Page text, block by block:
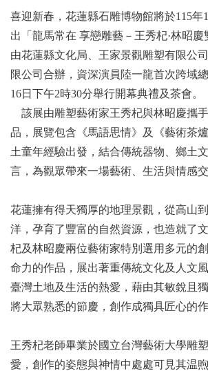
喜迎新春，花蓮縣石雕博物館將於115年
出「龍馬常在 享戀雕藝－王秀杞·林昭
由花蓮縣文化局、王家景觀雕塑有限公
限公司合辦，資深演員陸一龍首次跨域
16日下午2時30分舉行開幕典禮及茶會。
該展由雕塑藝術家王秀杞與林昭慶攜
品，展覽包含《馬語思情》及《藝術茶
土童年經驗出發，結合傳統器物、鄉土
言，為觀眾帶來一場藝術、生活與情感
花蓮擁有得天獨厚的地理景觀，從高山
洋，孕育了豐富的自然資源，也造就了
杞及林昭慶兩位藝術家特別選用多元的
命力的作品，展出著重傳統文化及人文
臺灣土地及生活的熱愛，藉由其敏銳且
將大眾熟悉的節慶，創作成獨具匠心的作
王秀杞老師畢業於國立台灣藝術大學雕
愛，創作的姿態與神情中處處可見其温